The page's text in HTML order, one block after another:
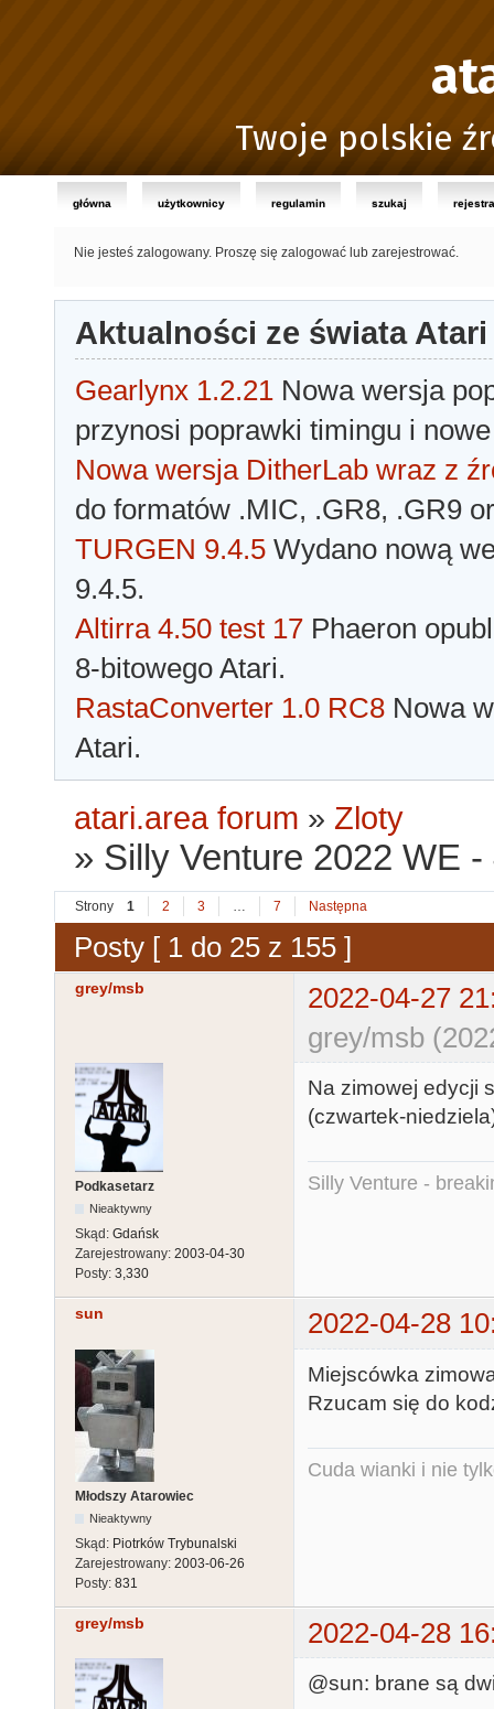
Twoje polskie
główna użytkownicy regulamin szukaj
Nie jesteś zalogowany. Proszę się zalogować lub zarejestrować.
Aktualności ze świata Atari
Gearlynx 1.2.21 Nowa wersja
przynosi poprawki timingu i
Nowa wersja DitherLab wraz z
do formatów .MIC, .GR8, .GR9
TURGEN 9.4.5 Wydano nową
9.4.5.
Altirra 4.50 test 17 Phaeron
8-bitowego Atari.
RastaConverter 1.0 RC8 Nowa
Atari.
atari.area forum » Zloty
» Silly Venture 2022 WE
Strony 1 2 3 … 7 Następna
Posty [ 1 do 25 z 155 ]
grey/msb
2022-04-27
grey/msb
Podkasetarz
Nieaktywny
Skąd: Gdańsk
Zarejestrowany: 2003-04-30
Posty: 3,330
Na zimowej edycji
(czwartek-
Silly Venture -
sun 2022-04-28
Młodszy Atarowiec
Nieaktywny
Skąd: Piotrków Trybunalski
Zarejestrowany: 2003-06-26
Posty: 831
Miejscówka
Rzucam się do
Cuda wianki i nie
grey/msb 2022-04-28
@sun: brane są